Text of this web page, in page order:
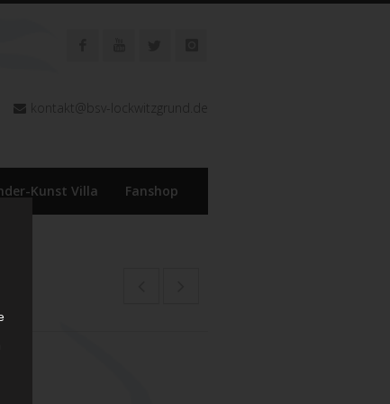
kontakt@bsv-lockwitzgrund.de
Kunst Villa Fanshop